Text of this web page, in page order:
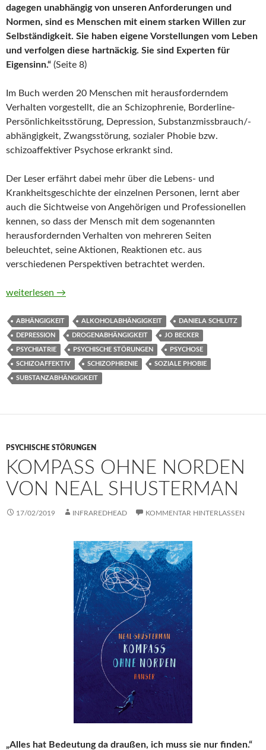
dagegen unabhängig von unseren Anforderungen und
Normen, sind es Menschen mit einem starken Willen zur
Selbständigkeit. Sie haben eigene Vorstellungen vom Leben
und verfolgen diese hartnäckig. Sie sind Experten für
Eigensinn.“ (Seite 8)
Im Buch werden 20 Menschen mit herausforderndem
Verhalten vorgestellt, die an Schizophrenie, Borderline-
Persönlichkeitsstörung, Depression, Substanzmissbrauch/-
abhängigkeit, Zwangsstörung, sozialer Phobie bzw.
schizoaffektiver Psychose erkrankt sind.
Der Leser erfährt dabei mehr über die Lebens- und
Krankheitsgeschichte der einzelnen Personen, lernt aber
auch die Sichtweise von Angehörigen und Professionellen
kennen, so dass der Mensch mit dem sogenannten
herausfordernden Verhalten von mehreren Seiten
beleuchtet, seine Aktionen, Reaktionen etc. aus
verschiedenen Perspektiven betrachtet werden.
Experten für Eigensinn von Jo Becker und Daniela Schlutz
weiterlesen →
ABHÄNGIGKEIT ALKOHOLABHÄNGIGKEIT DANIELA SCHLUTZ
DEPRESSION DROGENABHÄNGIGKEIT JO BECKER
PSYCHIATRIE PSYCHISCHE STÖRUNGEN PSYCHOSE
SCHIZOAFFEKTIV SCHIZOPHRENIE SOZIALE PHOBIE
SUBSTANZABHÄNGIGKEIT
PSYCHISCHE STÖRUNGEN
KOMPASS OHNE NORDEN
VON NEAL SHUSTERMAN
17/02/2019 INFRAREDHEAD KOMMENTAR HINTERLASSEN
„Alles hat Bedeutung da draußen, ich muss sie nur finden.“